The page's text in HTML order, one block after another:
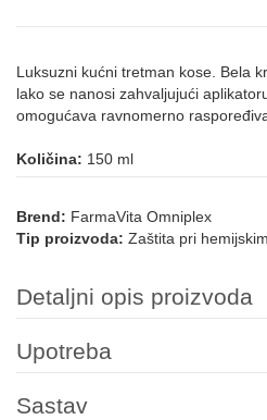
Luksuzni kućni tretman kose. Bela
lako se nanosi zahvaljujući
omogućava ravnomerno
Količina: 150 ml
Brend: FarmaVita Omniplex
Tip proizvoda: Zaštita pri
Detaljni opis proizvoda
Upotreba
Sastav